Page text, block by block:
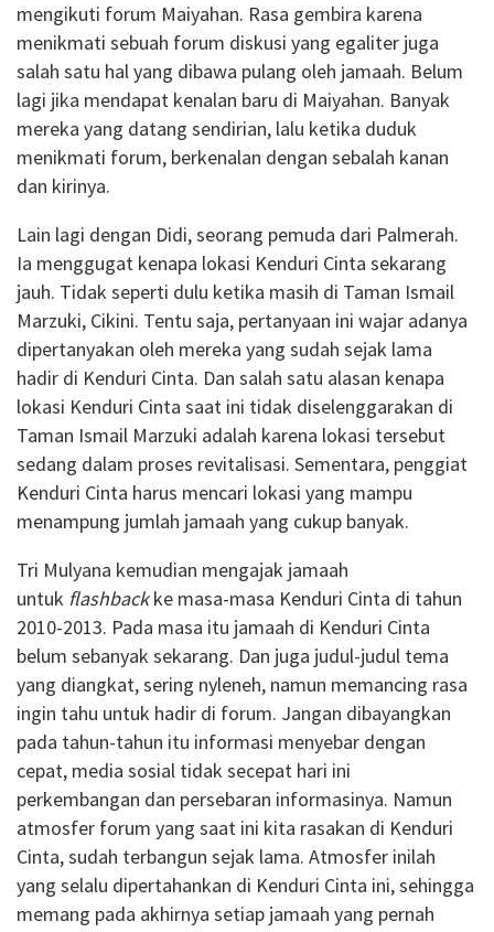
mengikuti forum Maiyahan. Rasa gembira karena
menikmati sebuah forum diskusi yang egaliter juga
salah satu hal yang dibawa pulang oleh jamaah. Belum
lagi jika mendapat kenalan baru di Maiyahan. Banyak
mereka yang datang sendirian, lalu ketika duduk
menikmati forum, berkenalan dengan sebalah kanan
dan kirinya.
Lain lagi dengan Didi, seorang pemuda dari Palmerah.
Ia menggugat kenapa lokasi Kenduri Cinta sekarang
jauh. Tidak seperti dulu ketika masih di Taman Ismail
Marzuki, Cikini. Tentu saja, pertanyaan ini wajar adanya
dipertanyakan oleh mereka yang sudah sejak lama
hadir di Kenduri Cinta. Dan salah satu alasan kenapa
lokasi Kenduri Cinta saat ini tidak diselenggarakan di
Taman Ismail Marzuki adalah karena lokasi tersebut
sedang dalam proses revitalisasi. Sementara, penggiat
Kenduri Cinta harus mencari lokasi yang mampu
menampung jumlah jamaah yang cukup banyak.
Tri Mulyana kemudian mengajak jamaah
untuk flashbackke masa-masa Kenduri Cinta di tahun
2010-2013. Pada masa itu jamaah di Kenduri Cinta
belum sebanyak sekarang. Dan juga judul-judul tema
yang diangkat, sering nyleneh, namun memancing rasa
ingin tahu untuk hadir di forum. Jangan dibayangkan
pada tahun-tahun itu informasi menyebar dengan
cepat, media sosial tidak secepat hari ini
perkembangan dan persebaran informasinya. Namun
atmosfer forum yang saat ini kita rasakan di Kenduri
Cinta, sudah terbangun sejak lama. Atmosfer inilah
yang selalu dipertahankan di Kenduri Cinta ini, sehingga
memang pada akhirnya setiap jamaah yang pernah